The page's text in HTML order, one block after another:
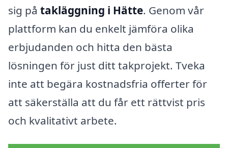
sig på takläggning i Hätte. Genom vår
plattform kan du enkelt jämföra olika
erbjudanden och hitta den bästa
lösningen för just ditt takprojekt. Tveka
inte att begära kostnadsfria offerter för
att säkerställa att du får ett rättvist pris
och kvalitativt arbete.